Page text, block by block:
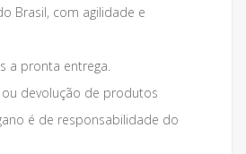
Brasil, com agilidade e
a pronta entrega.
devolução de produtos
é de responsabilidade do